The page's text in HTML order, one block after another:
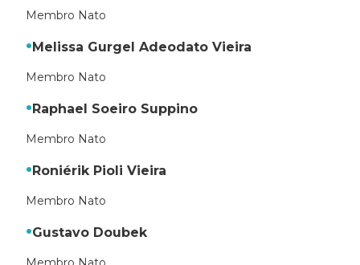
Membro Nato
Melissa Gurgel Adeodato Vieira
Membro Nato
Raphael Soeiro Suppino
Membro Nato
Roniérik Pioli Vieira
Membro Nato
Gustavo Doubek